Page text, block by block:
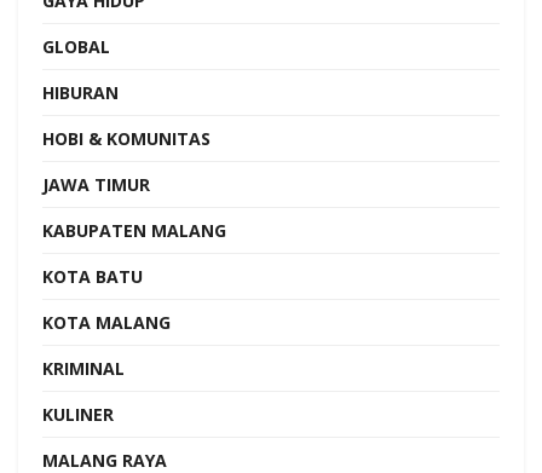
GLOBAL
HIBURAN
HOBI & KOMUNITAS
JAWA TIMUR
KABUPATEN MALANG
KOTA BATU
KOTA MALANG
KRIMINAL
KULINER
MALANG RAYA